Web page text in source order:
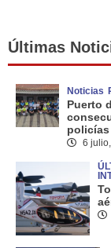
Últimas
Noticias
Puerto
6